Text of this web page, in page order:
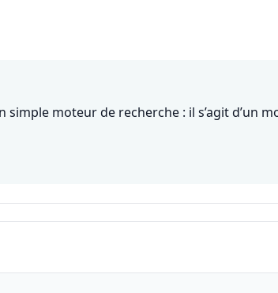
moteur de recherche : il s’agit d’un